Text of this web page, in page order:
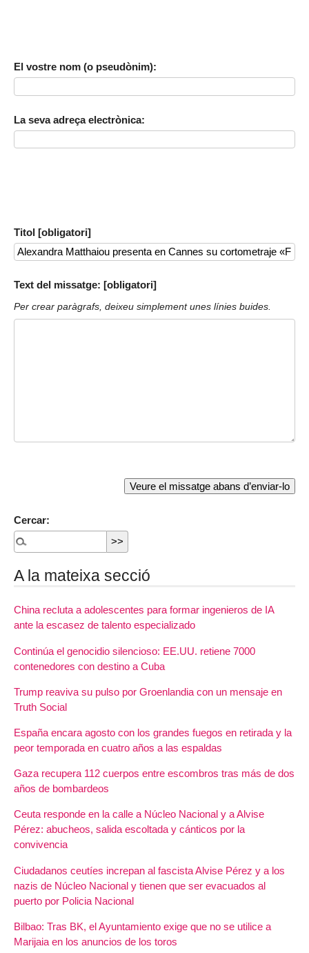
El vostre nom (o pseudònim):
La seva adreça electrònica:
Titol [obligatori]
Text del missatge: [obligatori]
Per crear paràgrafs, deixeu simplement unes línies buides.
Cercar:
A la mateixa secció
China recluta a adolescentes para formar ingenieros de IA
ante la escasez de talento especializado
Continúa el genocidio silencioso: EE.UU. retiene 7000
contenedores con destino a Cuba
Trump reaviva su pulso por Groenlandia con un mensaje en
Truth Social
España encara agosto con los grandes fuegos en retirada y la
peor temporada en cuatro años a las espaldas
Gaza recupera 112 cuerpos entre escombros tras más de dos
años de bombardeos
Ceuta responde en la calle a Núcleo Nacional y a Alvise
Pérez: abucheos, salida escoltada y cánticos por la
convivencia
Ciudadanos ceutíes increpan al fascista Alvise Pérez y a los
nazis de Núcleo Nacional y tienen que ser evacuados al
puerto por Policia Nacional
Bilbao: Tras BK, el Ayuntamiento exige que no se utilice a
Marijaia en los anuncios de los toros